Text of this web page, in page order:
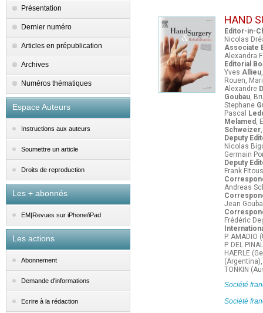
Présentation
Dernier numéro
Articles en prépublication
Archives
Numéros thématiques
Espace Auteurs
Instructions aux auteurs
Soumettre un article
Droits de reproduction
Les + abonnés
EM|Revues sur iPhone/iPad
Les actions
Abonnement
Demande d'informations
Ecrire à la rédaction
HAND
Editor-in-
Nicolas
Associate
Alexandra
Editorial
Yves Allieu
Rouen,
Alexandre
Goubau,
Stephane
Pascal
Melamed ,
Schweizer
Deputy
Nicolas
Germain
Deputy
Frank
Andreas
Jean
Frédéric
P. AMADIO
P. DEL
HAERLE
(Argentina),
TONKIN
Société
Société